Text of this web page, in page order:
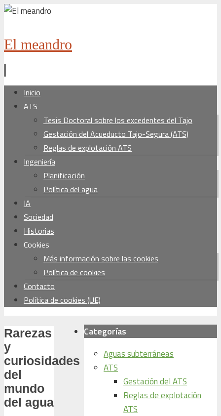
El meandro
contenido
Inicio
ATS
Tesis Doctoral sobre los excedentes del Tajo
Gestación del Acueducto Tajo-Segura (ATS)
Reglas de explotación ATS
Ingeniería
Planificación
Política del agua
IA
Sociedad
Historias
Cookies
Más información sobre las cookies
Política de cookies
Contacto
Política de cookies (UE)
Rarezas
y
curiosidades
del
mundo
del agua
Categorías
Aguas subterráneas
ATS
Gestación del ATS
Reglas de explotación
ATS